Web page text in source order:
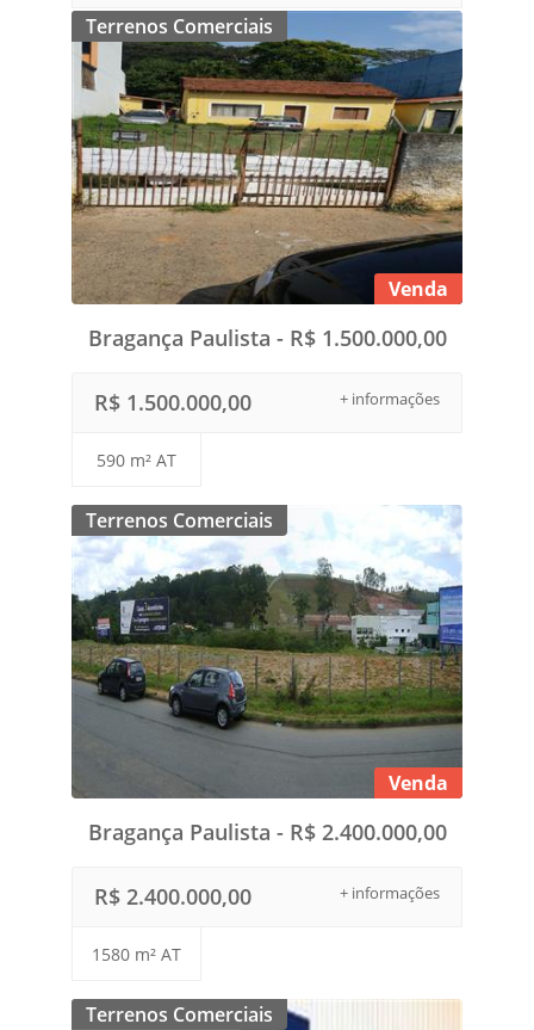
Terrenos Comerciais
Venda
Bragança Paulista - R$ 1.500.000,00
+ informações
R$ 1.500.000,00
590 m² AT
Terrenos Comerciais
Venda
Bragança Paulista - R$ 2.400.000,00
+ informações
R$ 2.400.000,00
1580 m² AT
Terrenos Comerciais